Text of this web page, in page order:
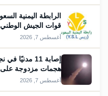
الرابطة اليمنية
قوات الجيش الوطني
أغسطس 7, 2026
إصابة 11
هجمات مزدوجة على
أغسطس 7, 2026